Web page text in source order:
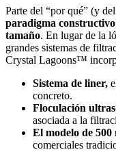
Parte del “por qué” (y
paradigma
tamaño. En lugar de la
grandes sistemas de
Crystal Lagoons™
Sistema de liner,
concreto.
Floculación
asociada a la
El modelo de 500
comerciales